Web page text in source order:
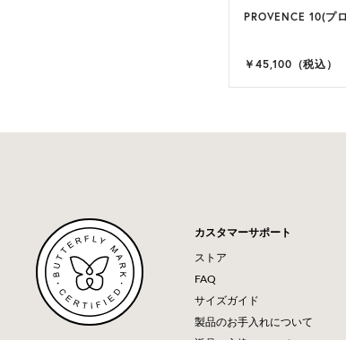
PROVENCE 10(プ
￥45,100（税込）
カスタマーサポート
ストア
FAQ
サイズガイド
製品のお手入れについて